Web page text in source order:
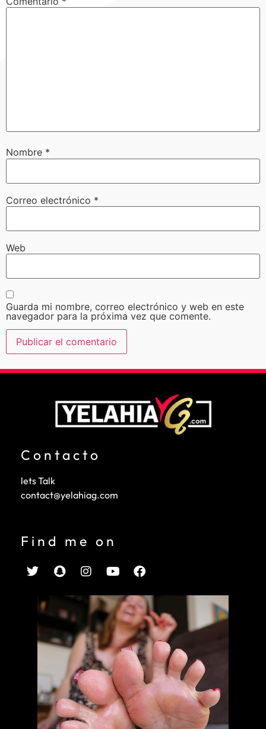
Nombre *
Correo electrónico *
Web
Guarda mi nombre, correo electrónico y web en este
navegador para la próxima vez que comente.
Contacto
lets Talk
contact@yelahiag.com
Find me on